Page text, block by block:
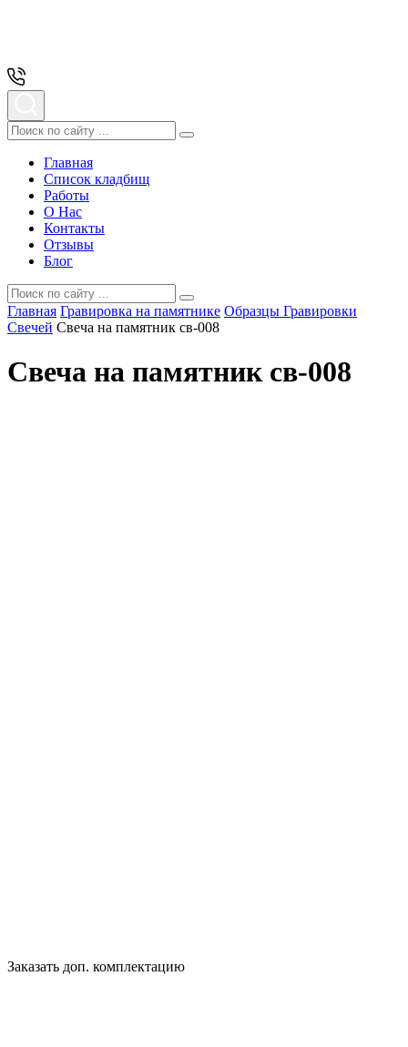
Главная
Список кладбищ
Работы
О Нас
Контакты
Отзывы
Блог
Главная Гравировка на памятнике Образцы Гравировки
Свечей Свеча на памятник св-008
Свеча на памятник св-008
Заказать доп. комплектацию